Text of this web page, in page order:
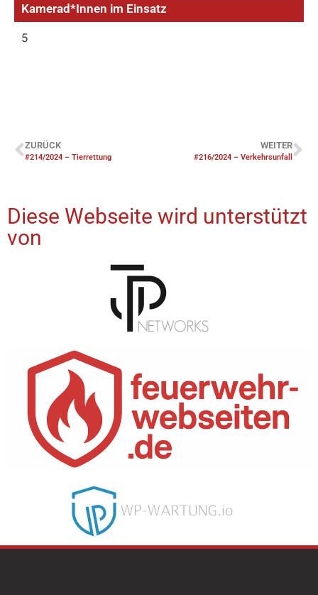
Kamerad*Innen im Einsatz
5
ZURÜCK
#214/2024 – Tierrettung
WEITER
#216/2024 – Verkehrsunfall
Diese Webseite wird unterstützt
von